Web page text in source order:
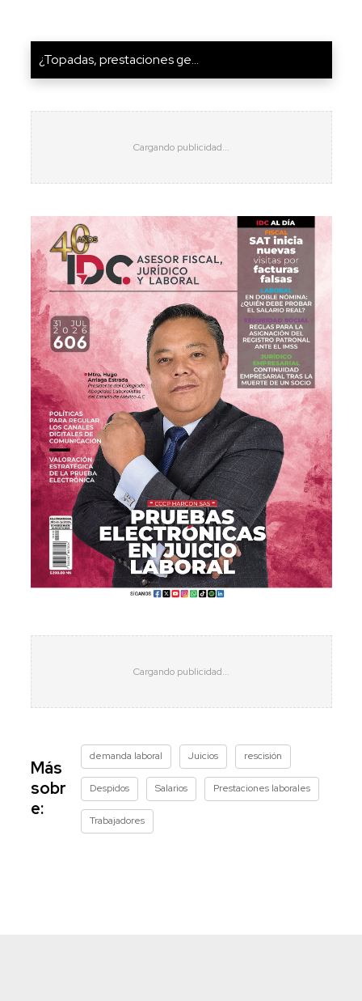
¿Topadas, prestaciones ge...
Más
sobr
e:
demanda laboral Juicios rescisión
Despidos Salarios Prestaciones laborales
Trabajadores